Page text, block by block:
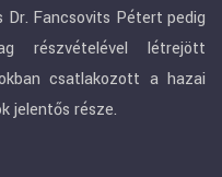
Dr. Fancsovits Pétert pedig
részvételével létrejött
csatlakozott a hazai
jelentős része.